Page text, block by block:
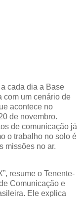
cada dia a Base
com um cenário de
acontece no
de novembro.
de comunicação já
o trabalho no solo é
missões no ar.
resume o Tenente-
Comunicação e
Ele explica